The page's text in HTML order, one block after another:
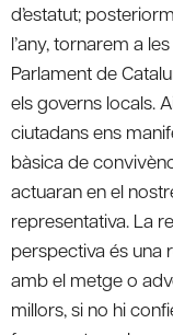
d’estatut;
l’any, tornarem a
Parlament de
els governs locals.
ciutadans ens
bàsica de
actuaran en el
representativa. La
perspectiva és una
amb el metge o
millors, si no hi